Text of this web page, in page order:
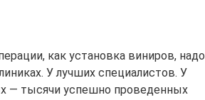
как установка виниров, надо
У лучших специалистов. У
— тысячи успешно проведенных